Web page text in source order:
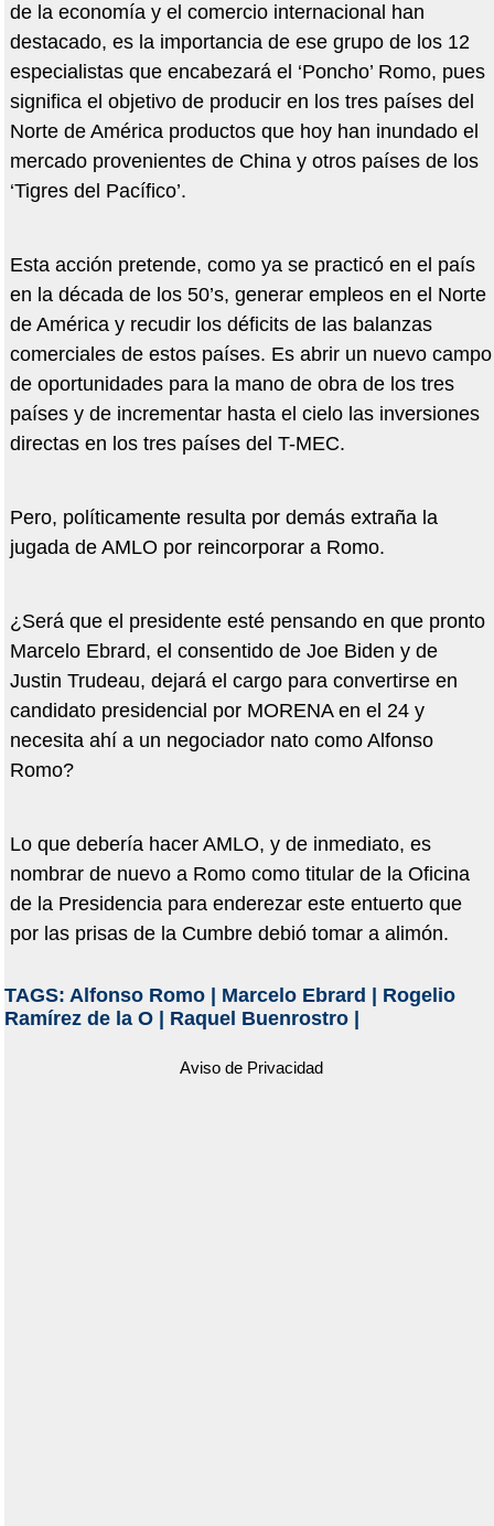
de la economía y el comercio internacional han
destacado, es la importancia de ese grupo de los 12
especialistas que encabezará el ‘Poncho’ Romo, pues
significa el objetivo de producir en los tres países del
Norte de América productos que hoy han inundado el
mercado provenientes de China y otros países de los
‘Tigres del Pacífico’.
Esta acción pretende, como ya se practicó en el país
en la década de los 50’s, generar empleos en el Norte
de América y recudir los déficits de las balanzas
comerciales de estos países. Es abrir un nuevo campo
de oportunidades para la mano de obra de los tres
países y de incrementar hasta el cielo las inversiones
directas en los tres países del T-MEC.
Pero, políticamente resulta por demás extraña la
jugada de AMLO por reincorporar a Romo.
¿Será que el presidente esté pensando en que pronto
Marcelo Ebrard, el consentido de Joe Biden y de
Justin Trudeau, dejará el cargo para convertirse en
candidato presidencial por MORENA en el 24 y
necesita ahí a un negociador nato como Alfonso
Romo?
Lo que debería hacer AMLO, y de inmediato, es
nombrar de nuevo a Romo como titular de la Oficina
de la Presidencia para enderezar este entuerto que
por las prisas de la Cumbre debió tomar a alimón.
TAGS: Alfonso Romo| Marcelo Ebrard
Rogelio
Ramírez de la O| Raquel Buenrostro|
Aviso de Privacidad